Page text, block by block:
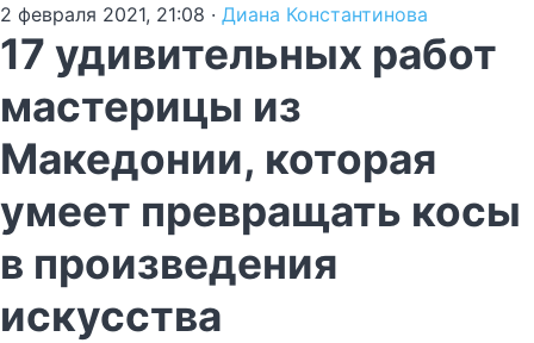
2 февраля 2021, 21:08 · Диана Константинова
17 удивительных работ
мастерицы из
Македонии, которая
умеет превращать косы
в произведения
искусства